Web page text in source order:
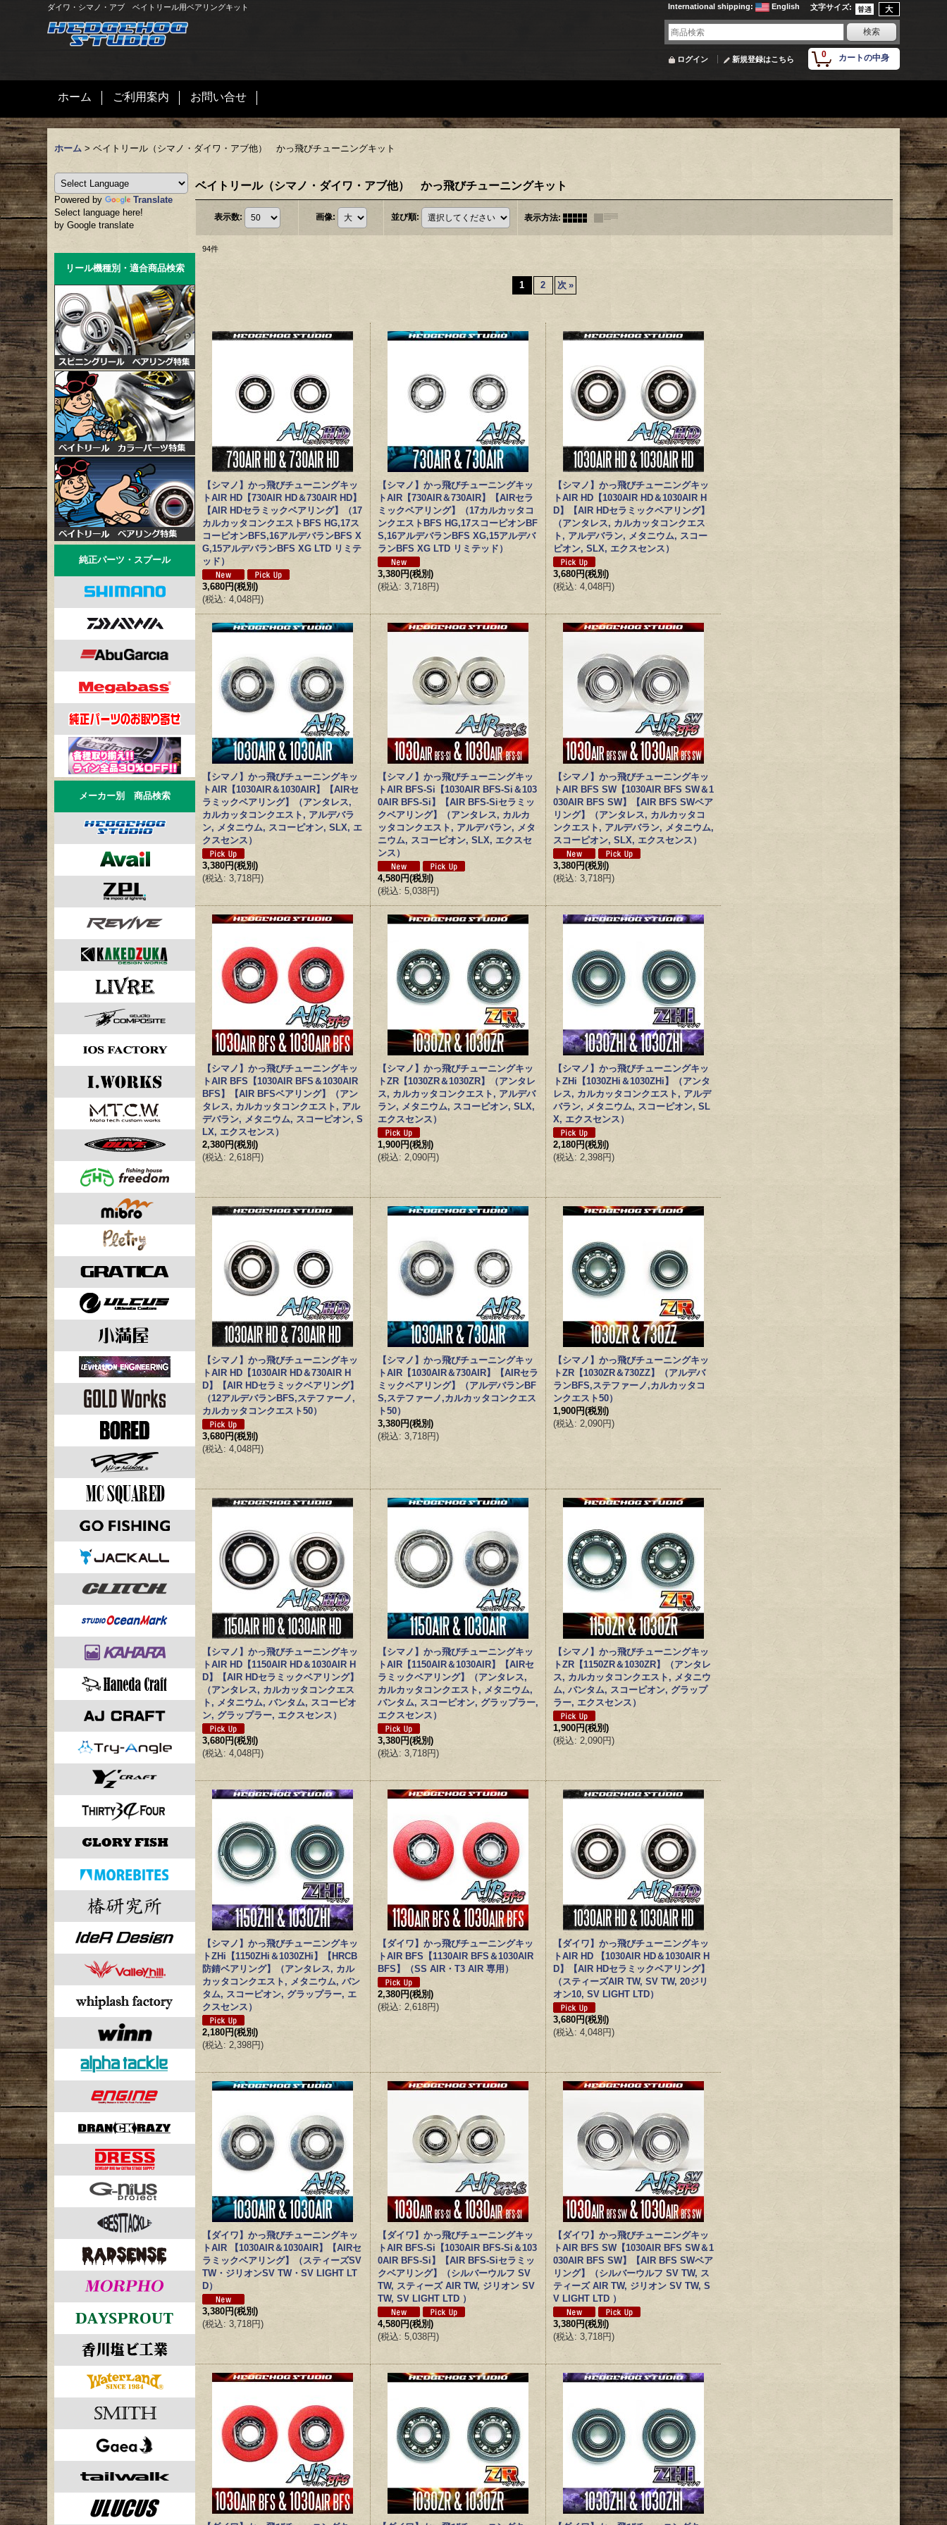
ダイワ・シマノ・アブ ベイトリール用ベアリングキット 文字サイズ:
International shipping: English
0 カートの中身
ログイン 新規登録はこちら
ホーム ご利用案内 お問い合せ
ホーム > ベイトリール（シマノ・ダイワ・アブ他） かっ飛びチューニングキット
Powered by
Translate
Select language here!
by Google translate
リール機種別・適合商品検索
純正パーツ・スプール
メーカー別 商品検索
ベイトリール（シマノ・ダイワ・アブ他） かっ飛びチューニングキット
表示数: 画像: 並び順: 表示方法:
94件
1 2 次 »
【シマノ】かっ飛びチューニングキッ
トAIR HD【730AIR HD＆730AIR HD】
【AIR HDセラミックベアリング】（17
カルカッタコンクエストBFS HG,17ス
コーピオンBFS,16アルデバランBFS X
G,15アルデバランBFS XG LTD リミテ
ッド）
3,680円(税別)
(税込: 4,048円)
【シマノ】かっ飛びチューニングキッ
トAIR【730AIR＆730AIR】【AIRセラ
ミックベアリング】（17カルカッタコ
ンクエストBFS HG,17スコーピオンBF
S,16アルデバランBFS XG,15アルデバ
ランBFS XG LTD リミテッド）
3,380円(税別)
(税込: 3,718円)
【シマノ】かっ飛びチューニングキッ
トAIR HD【1030AIR HD＆1030AIR H
D】【AIR HDセラミックベアリング】
（アンタレス, カルカッタコンクエス
ト, アルデバラン, メタニウム, スコー
ピオン, SLX, エクスセンス）
3,680円(税別)
(税込: 4,048円)
【シマノ】かっ飛びチューニングキッ
トAIR【1030AIR＆1030AIR】【AIRセ
ラミックベアリング】（アンタレス,
カルカッタコンクエスト, アルデバラ
ン, メタニウム, スコーピオン, SLX, エ
クスセンス）
3,380円(税別)
(税込: 3,718円)
【シマノ】かっ飛びチューニングキッ
トAIR BFS-Si【1030AIR BFS-Si＆103
0AIR BFS-Si】【AIR BFS-Siセラミッ
クベアリング】（アンタレス, カルカ
ッタコンクエスト, アルデバラン, メタ
ニウム, スコーピオン, SLX, エクスセ
ンス）
4,580円(税別)
(税込: 5,038円)
【シマノ】かっ飛びチューニングキッ
トAIR BFS SW【1030AIR BFS SW＆1
030AIR BFS SW】【AIR BFS SWベア
リング】（アンタレス, カルカッタコ
ンクエスト, アルデバラン, メタニウム,
スコーピオン, SLX, エクスセンス）
3,380円(税別)
(税込: 3,718円)
【シマノ】かっ飛びチューニングキッ
トAIR BFS【1030AIR BFS＆1030AIR
BFS】【AIR BFSベアリング】（アン
タレス, カルカッタコンクエスト, アル
デバラン, メタニウム, スコーピオン, S
LX, エクスセンス）
2,380円(税別)
(税込: 2,618円)
【シマノ】かっ飛びチューニングキッ
トZR【1030ZR＆1030ZR】（アンタレ
ス, カルカッタコンクエスト, アルデバ
ラン, メタニウム, スコーピオン, SLX,
エクスセンス）
1,900円(税別)
(税込: 2,090円)
【シマノ】かっ飛びチューニングキッ
トZHi【1030ZHi＆1030ZHi】（アンタ
レス, カルカッタコンクエスト, アルデ
バラン, メタニウム, スコーピオン, SL
X, エクスセンス）
2,180円(税別)
(税込: 2,398円)
【シマノ】かっ飛びチューニングキッ
トAIR HD【1030AIR HD＆730AIR H
D】【AIR HDセラミックベアリング】
（12アルデバランBFS,ステファーノ,
カルカッタコンクエスト50）
3,680円(税別)
(税込: 4,048円)
【シマノ】かっ飛びチューニングキッ
トAIR【1030AIR＆730AIR】【AIRセラ
ミックベアリング】（アルデバランBF
S,ステファーノ,カルカッタコンクエス
ト50）
3,380円(税別)
(税込: 3,718円)
【シマノ】かっ飛びチューニングキッ
トZR【1030ZR＆730ZZ】（アルデバ
ランBFS,ステファーノ,カルカッタコ
ンクエスト50）
1,900円(税別)
(税込: 2,090円)
【シマノ】かっ飛びチューニングキッ
トAIR HD【1150AIR HD＆1030AIR H
D】【AIR HDセラミックベアリング】
（アンタレス, カルカッタコンクエス
ト, メタニウム, バンタム, スコーピオ
ン, グラップラー, エクスセンス）
3,680円(税別)
(税込: 4,048円)
【シマノ】かっ飛びチューニングキッ
トAIR【1150AIR＆1030AIR】【AIRセ
ラミックベアリング】（アンタレス,
カルカッタコンクエスト, メタニウム,
バンタム, スコーピオン, グラップラー,
エクスセンス）
3,380円(税別)
(税込: 3,718円)
【シマノ】かっ飛びチューニングキッ
トZR【1150ZR＆1030ZR】（アンタレ
ス, カルカッタコンクエスト, メタニウ
ム, バンタム, スコーピオン, グラップ
ラー, エクスセンス）
1,900円(税別)
(税込: 2,090円)
【シマノ】かっ飛びチューニングキッ
トZHi【1150ZHi＆1030ZHi】【HRCB
防錆ベアリング】（アンタレス, カル
カッタコンクエスト, メタニウム, バン
タム, スコーピオン, グラップラー, エ
クスセンス）
2,180円(税別)
(税込: 2,398円)
【ダイワ】かっ飛びチューニングキッ
トAIR BFS【1130AIR BFS＆1030AIR
BFS】（SS AIR・T3 AIR 専用）
2,380円(税別)
(税込: 2,618円)
【ダイワ】かっ飛びチューニングキッ
トAIR HD 【1030AIR HD＆1030AIR H
D】【AIR HDセラミックベアリング】
（スティーズAIR TW, SV TW, 20ジリ
オン10, SV LIGHT LTD）
3,680円(税別)
(税込: 4,048円)
【ダイワ】かっ飛びチューニングキッ
トAIR 【1030AIR＆1030AIR】【AIRセ
ラミックベアリング】（スティーズSV
TW・ジリオンSV TW・SV LIGHT LT
D）
3,380円(税別)
(税込: 3,718円)
【ダイワ】かっ飛びチューニングキッ
トAIR BFS-Si【1030AIR BFS-Si＆103
0AIR BFS-Si】【AIR BFS-Siセラミッ
クベアリング】（シルバーウルフ SV
TW, スティーズ AIR TW, ジリオン SV
TW, SV LIGHT LTD ）
4,580円(税別)
(税込: 5,038円)
【ダイワ】かっ飛びチューニングキッ
トAIR BFS SW【1030AIR BFS SW＆1
030AIR BFS SW】【AIR BFS SWベア
リング】（シルバーウルフ SV TW, ス
ティーズ AIR TW, ジリオン SV TW, S
V LIGHT LTD ）
3,380円(税別)
(税込: 3,718円)